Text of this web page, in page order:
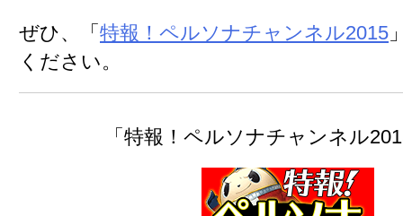
ぜひ、「 特報！ペルソナチャンネル2015
ください。
「特報！ペルソナチャンネル